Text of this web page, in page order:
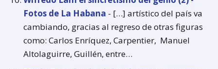
Fotos de La Habana - […] artístico del país va
cambiando, gracias al regreso de otras figuras
como: Carlos Enríquez, Carpentier, Manuel
Altolaguirre, Guillén, entre…